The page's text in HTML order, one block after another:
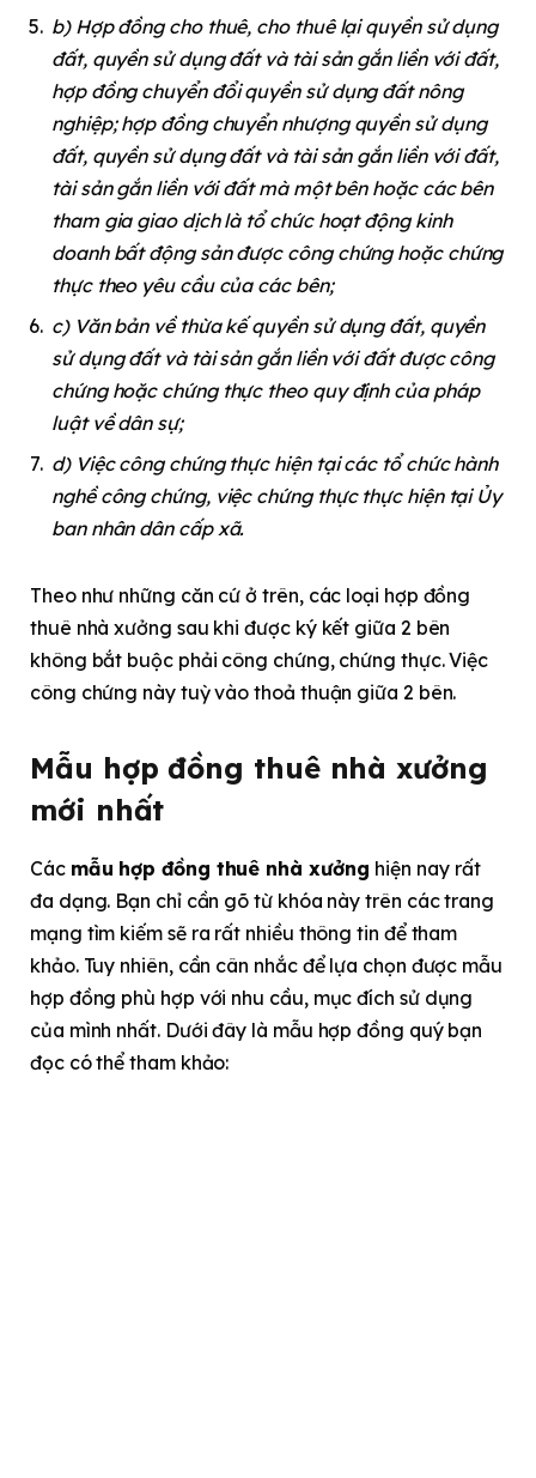
b) Hợp đồng cho thuê, cho thuê lại quyền sử dụng
đất, quyền sử dụng đất và tài sản gắn liền với đất,
hợp đồng chuyển đổi quyền sử dụng đất nông
nghiệp; hợp đồng chuyển nhượng quyền sử dụng
đất, quyền sử dụng đất và tài sản gắn liền với đất,
tài sản gắn liền với đất mà một bên hoặc các bên
tham gia giao dịch là tổ chức hoạt động kinh
doanh bất động sản được công chứng hoặc chứng
thực theo yêu cầu của các bên;
c) Văn bản về thừa kế quyền sử dụng đất, quyền
sử dụng đất và tài sản gắn liền với đất được công
chứng hoặc chứng thực theo quy định của pháp
luật về dân sự;
d) Việc công chứng thực hiện tại các tổ chức hành
nghề công chứng, việc chứng thực thực hiện tại Ủy
ban nhân dân cấp xã.
Theo như những căn cứ ở trên, các loại hợp đồng
thuê nhà xưởng sau khi được ký kết giữa 2 bên
không bắt buộc phải công chứng, chứng thực. Việc
công chứng này tuỳ vào thoả thuận giữa 2 bên.
Mẫu hợp đồng thuê nhà xưởng
mới nhất
Các mẫu hợp đồng thuê nhà xưởng hiện nay rất
đa dạng. Bạn chỉ cần gõ từ khóa này trên các trang
mạng tìm kiếm sẽ ra rất nhiều thông tin để tham
khảo. Tuy nhiên, cần cân nhắc để lựa chọn được mẫu
hợp đồng phù hợp với nhu cầu, mục đích sử dụng
của mình nhất. Dưới đây là mẫu hợp đồng quý bạn
đọc có thể tham khảo: